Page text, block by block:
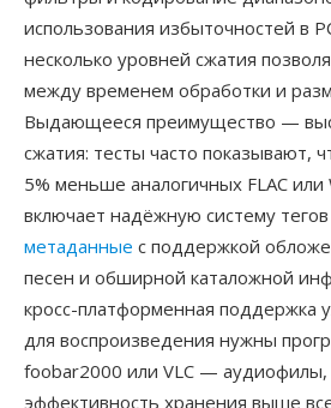
использования избыточностей в
несколько уровней сжатия
между временем обработки и
Выдающееся преимущество —
сжатия: тесты часто показывают,
5% меньше аналогичных FLAC
включает надёжную систему
метаданные с поддержкой
песен и обширной каталожной
кросс-платформенная поддержка
для воспроизведения нужны
foobar2000 или VLC — аудиофилы,
эффективность хранения выше